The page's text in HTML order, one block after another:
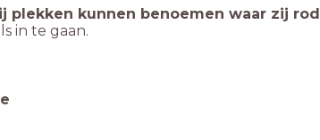
plekken kunnen benoemen waar zij
in te gaan.